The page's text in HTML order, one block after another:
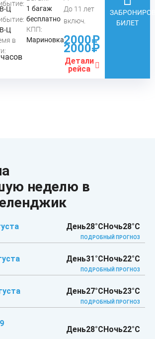
Ц
Ц
в
1 багаж
бесплатно
КПП:
Мариновка
До 11 лет
включ.
2000₽
2000₽
Детали
рейса
БИЛЕТ
неделю в
День28°CНочь28°C
ПОДРОБНЫЙ ПРОГНОЗ
День31°CНочь22°C
ПОДРОБНЫЙ ПРОГНОЗ
День27°CНочь23°C
ПОДРОБНЫЙ ПРОГНОЗ
День28°CНочь22°C